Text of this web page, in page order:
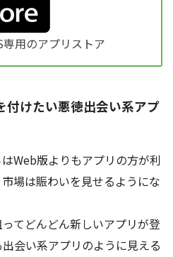
用のアプリストア
付けたい悪徳出会い系アプ
Web版よりもアプリの方が利
場は賑わいを見せるようにな
てどんどん新しいアプリが登
会い系アプリのように見える